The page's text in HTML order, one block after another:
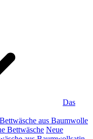
Das
Bettwäsche aus Baumwolle
Bettwäsche Neue